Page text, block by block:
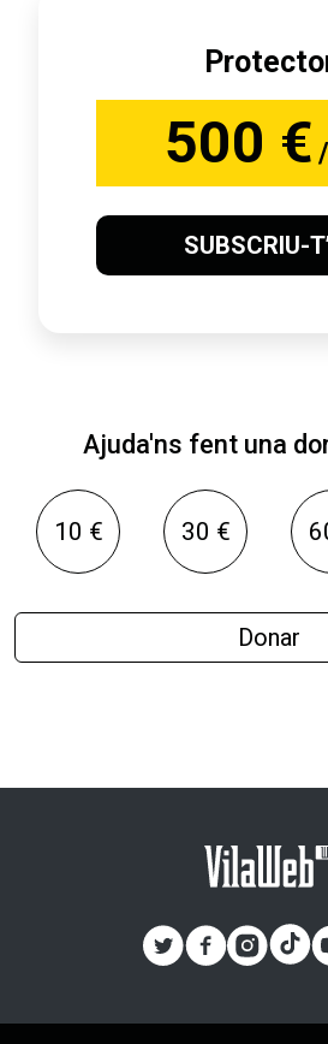
500 €
SUBSCRIU-
Ajuda'ns fent una
10 € 30 €
Donar